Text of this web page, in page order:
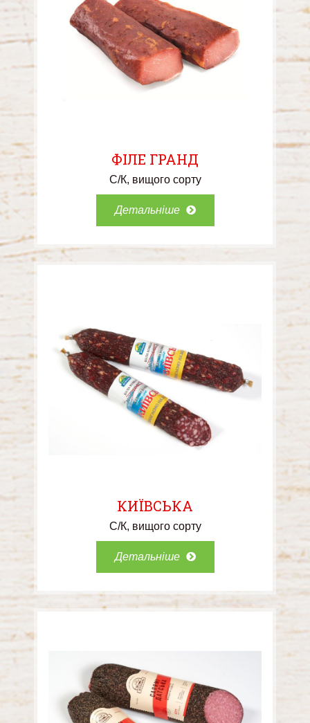
ФІЛЕ ГРАНД
С/К вищого сорту
Детальніше
КИЇВСЬКА
С/К вищого сорту
Детальніше